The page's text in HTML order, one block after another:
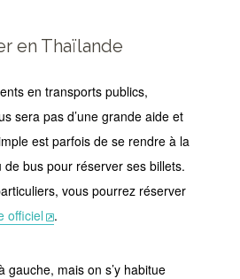
en Thaïlande
en transports publics,
sera pas d’une grande aide et
est parfois de se rendre à la
bus pour réserver ses billets.
vous pourrez réserver
officiel .
gauche, mais on s’y habitue